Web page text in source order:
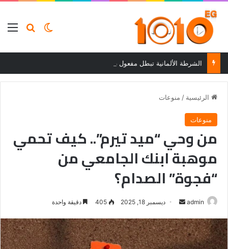
بحثالوضع
الرئيسية / منوعات
منوعات
من وحي “ميد تيرم”.. كيف تحمي
موهبة ابنك الجامعي من
“فجوة” الصدام؟
admin
أرسل
إلكترونيا
ديسمبر 18, 2025 405 دقيقة واحدة